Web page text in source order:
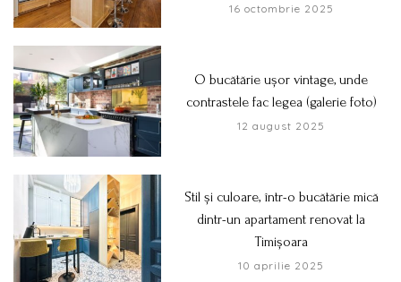
16 octombrie 2025
O bucătărie ușor vintage, unde
contrastele fac legea (galerie foto)
12 august 2025
Stil și culoare, într-o bucătărie mică
dintr-un apartament renovat la
Timișoara
10 aprilie 2025